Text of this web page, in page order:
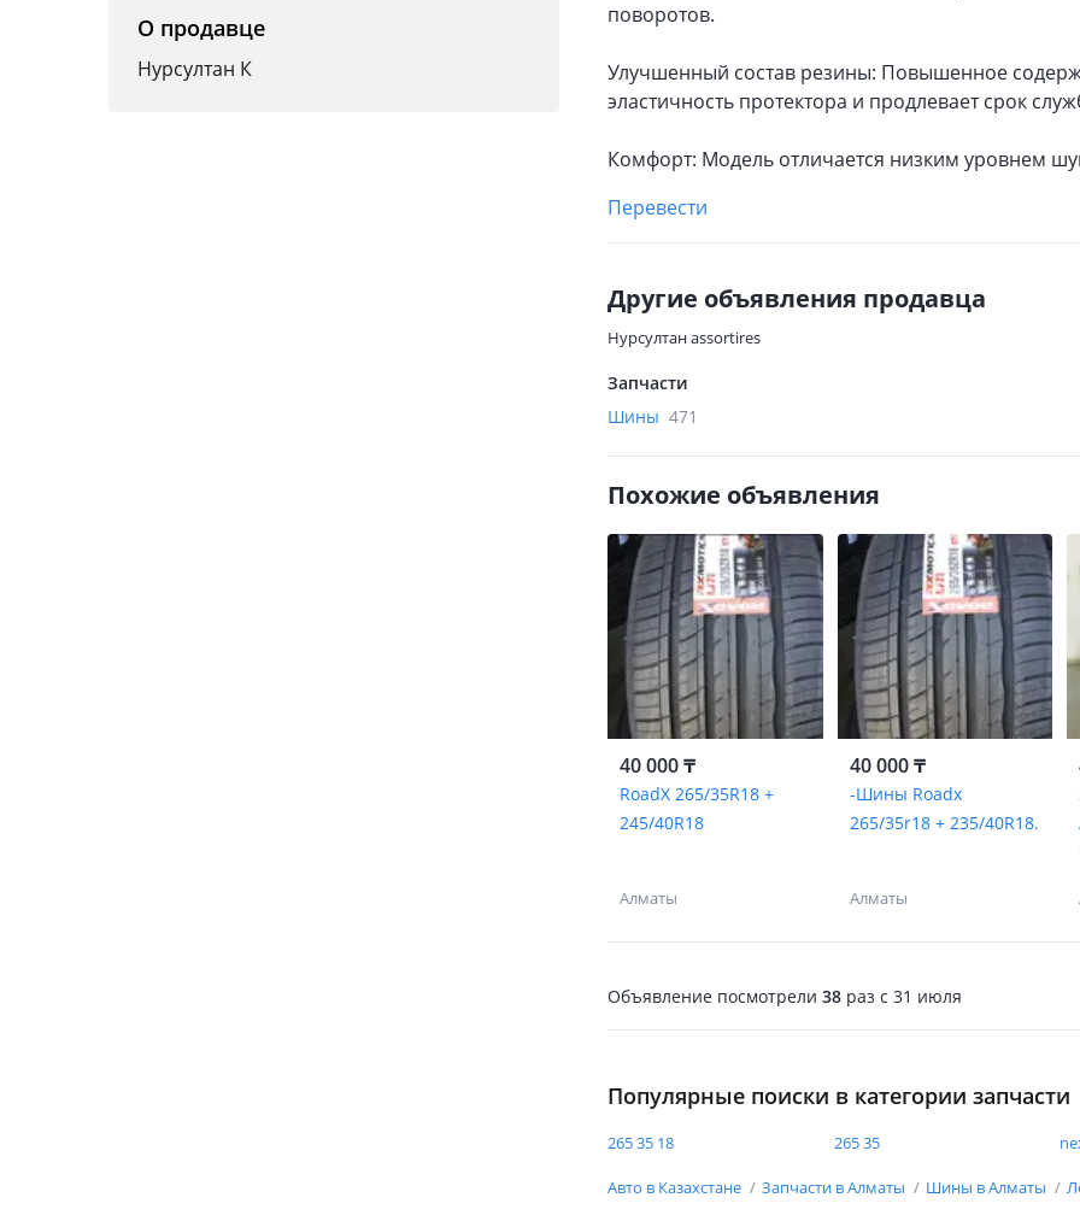
О продавце
Нурсултан К
поворотов.
Улучшенный состав резины: Повышенное
эластичность протектора и продлевает срок
Комфорт: Модель отличается низким уровнем
Перевести
Другие объявления продавца
Нурсултан assortires
Запчасти
Шины 471
Похожие объявления
40 000 ₸
RoadX 265/35R18 +
245/40R18
Алматы
40 000 ₸
-Шины Roadx
265/35r18 + 235/40R18.
Алматы
Объявление посмотрели 38 раз c 31 июля
Популярные поиски в категории запчасти
265 35 18 265 35
Авто в Казахстане Запчасти в Алматы Шины в Алматы